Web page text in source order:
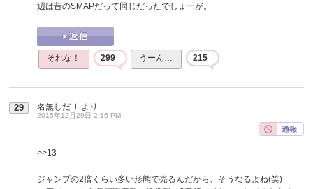
辺は昔のSMAPだって同じだったでしょーが。
それな！ 299 うーん… 215
29 名無しだＪ より
2015年12月29日 2:16 PM
>>13
ジャンプの2倍くらい多い形態で売るんだから、そうなるよね(笑)